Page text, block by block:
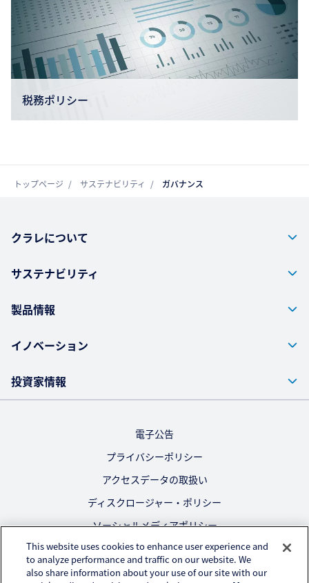
税務ポリシー
トップページ サステナビリティ ガバナンス
クラレについて
サステナビリティ
製品情報
イノベーション
投資家情報
電子公告
プライバシーポリシー
アクセスデータの取扱い
ディスクロージャー・ポリシー
ソーシャルメディアポリシー
ご利用にあたって
This website uses cookies to enhance user experience and
to analyze performance and traffic on our website. We
also share information about your use of our site with our